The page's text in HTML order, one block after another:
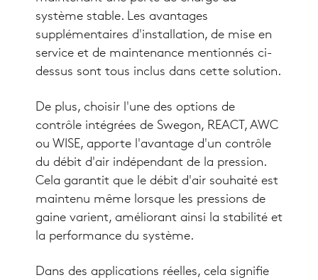
système stable. Les avantages
supplémentaires d'installation, de mise en
service et de maintenance mentionnés ci-
dessus sont tous inclus dans cette solution.
De plus, choisir l'une des options de
contrôle intégrées de Swegon, REACT, AWC
ou WISE, apporte l'avantage d'un contrôle
du débit d'air indépendant de la pression.
Cela garantit que le débit d'air souhaité est
maintenu même lorsque les pressions de
gaine varient, améliorant ainsi la stabilité et
la performance du système.
Dans des applications réelles, cela signifie